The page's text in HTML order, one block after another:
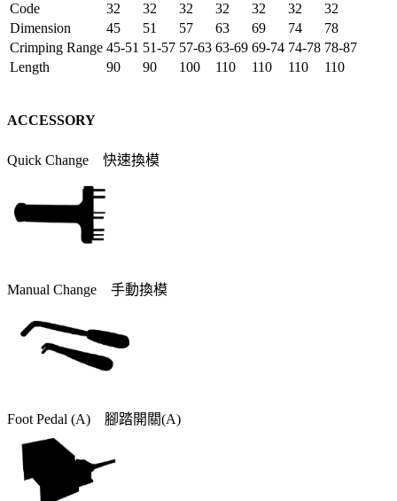
Code 32 32 32 32 32 32
32
Dimension
45 51 57 63 69 74
78
Crimping Range 45-51 51-57 57-63 63-69 69-74 74-78 78-87
Length
90 90 100 110 110 110 110
ACCESSORY
Quick Change 快速換模
Manual Change 手動換模
Foot Pedal (A) 腳踏開關(A)